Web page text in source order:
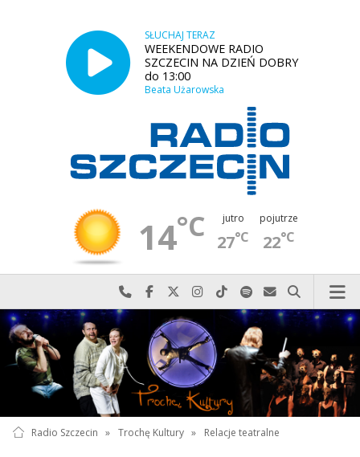
SŁUCHAJ TERAZ
WEEKENDOWE RADIO
SZCZECIN NA DZIEŃ DOBRY
do 13:00
Beata Użarowska
14°C jutro
27°C
pojutrze
22°C
Najlepiej po prostu do nas zadzwoń
Odwiedź nas na Facebook-u
Odwiedź nas na X
Odwiedź nas na Instagram-ie
Odwiedź nas na TikTok-u
Szukaj nas na Spotify
Wyślij do nas
Szukaj
Radio Szczecin » Trochę Kultury » Relacje teatralne